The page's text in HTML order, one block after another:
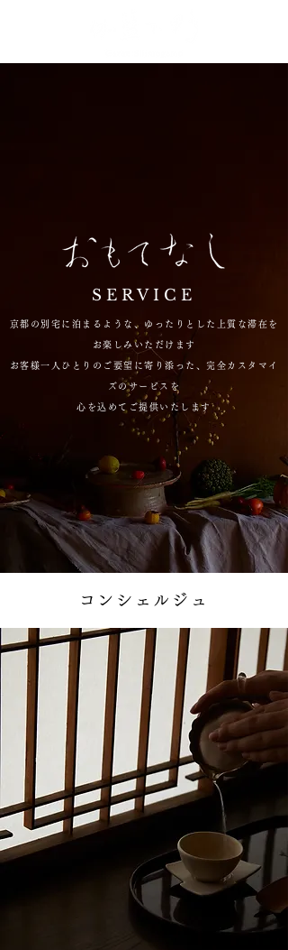
SERVICE
京都の別宅に泊まるような、ゆったりとした上質な滞在を
お楽しみいただけます
お客様一人ひとりのご要望に寄り添った、完全カスタマイ
ズのサービスを
心を込めてご提供いたします
コンシェルジュ